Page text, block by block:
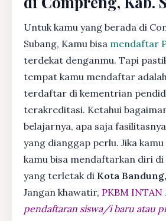
Untuk kamu yang berada di
Subang, Kamu bisa mendaftar
terdekat denganmu. Tapi
tempat kamu mendaftar
terdaftar di kementrian
terakreditasi. Ketahui
belajarnya, apa saja
yang dianggap perlu. Jika
kamu bisa mendaftarkan diri di
yang terletak di Kota
Jangan khawatir, PKBM INTAN
pendaftaran siswa/i baru atau